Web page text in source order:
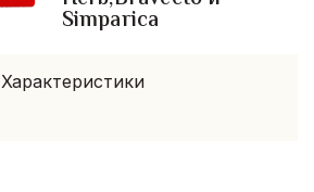
Simparica
Характеристики